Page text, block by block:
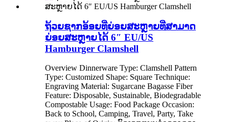
ຖ້ວຍຊາກອ້ອຍທີ່ຍ່ອຍສະຫຼາຍທີ່ສາມາດ
ຍ່ອຍສະຫຼາຍໄດ້ 6″ EU/US
Hamburger Clamshell
Overview Dinnerware Type: Clamshell Pattern
Type: Customized Shape: Square Technique:
Engraving Material: Sugarcane Bagasse Fiber
Feature: Disposable, Sustainable, Biodegradable
Compostable Usage: Food Package Occasion:
Back to School, Camping, Travel, Party, Take